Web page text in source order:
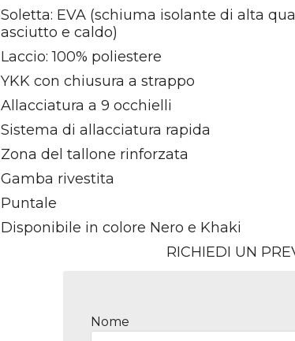
Soletta: EVA (schiuma isolante di alta
asciutto e caldo)
Laccio: 100% poliestere
YKK con chiusura a strappo
Allacciatura a 9 occhielli
Sistema di allacciatura rapida
Zona del tallone rinforzata
Gamba rivestita
Puntale
Disponibile in colore Nero e Khaki
RICHIEDI UN
Nome